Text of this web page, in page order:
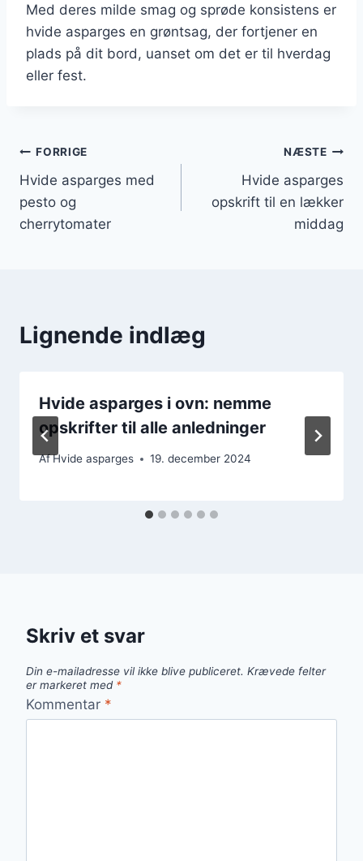
Med deres milde smag og sprøde konsistens er
hvide asparges en grøntsag, der fortjener en
plads på dit bord, uanset om det er til hverdag
eller fest.
Indlægsnavigation
FORRIGE
Hvide asparges med
pesto og
cherrytomater
NÆSTE
Hvide asparges
opskrift til en lækker
middag
Lignende indlæg
Hvide asparges i ovn: nemme
opskrifter til alle anledninger
AfHvide asparges 19. december 2024
Skriv et svar
Din e-mailadresse vil ikke blive publiceret. Krævede felter
er markeret med *
Kommentar *